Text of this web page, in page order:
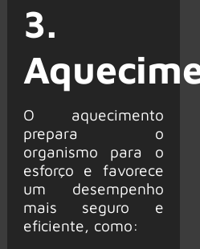
3.
O aquecimento
prepara o
organismo para o
esforço e favorece
um desempenho
mais seguro e
eficiente, como: